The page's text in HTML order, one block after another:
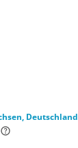
Deutschland